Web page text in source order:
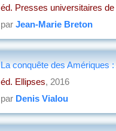
éd. Presses universitaires de
par Jean-Marie Breton
La conquête des Amériques
éd. Ellipses, 2016
par Denis Vialou